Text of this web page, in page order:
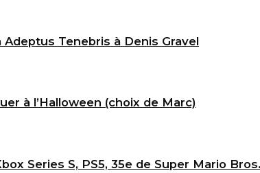
Tenebris à Denis Gravel
à l’Halloween (choix de Marc)
Series S, PS5, 35e de Super Mario